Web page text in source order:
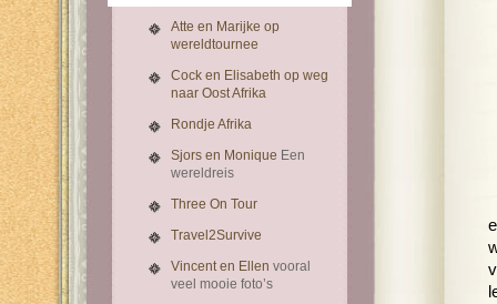
Atte en Marijke op
wereldtournee
Cock en Elisabeth op weg
naar Oost Afrika
Rondje Afrika
Sjors en Monique Een
wereldreis
Three On Tour
Travel2Survive
Vincent en Ellen vooral
veel mooie foto’s